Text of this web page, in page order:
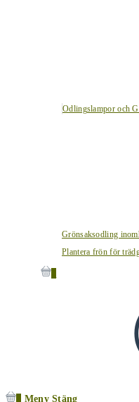
Odlingslampor och
Grönsaksodling
Plantera frön för
Meny Stäng